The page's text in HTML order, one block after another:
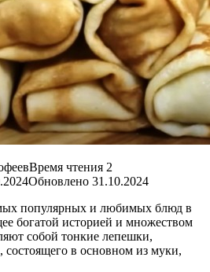
чтения 2
31.10.2024
популярных и любимых блюд в
богатой историей и множеством
собой тонкие лепешки,
состоящего в основном из муки,